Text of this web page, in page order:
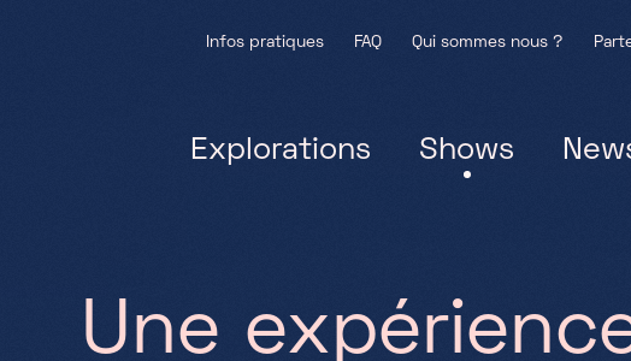
Infos pratiques FAQ Qui sommes nous ?
Explorations Shows
Une expérienc